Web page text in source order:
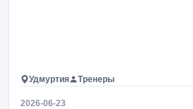
Удмуртия Тренеры
2026-06-23